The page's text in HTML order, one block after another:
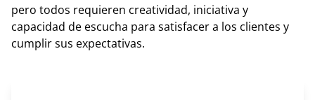
pero todos requieren creatividad, iniciativa y
capacidad de escucha para satisfacer a los clientes y
cumplir sus expectativas.